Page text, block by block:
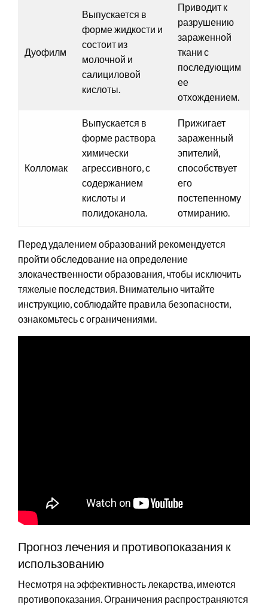
Дуофилм
Выпускается в
форме жидкости и
состоит из
молочной и
салициловой
кислоты.
Приводит к
разрушению
зараженной
ткани с
последующим
ее
отхождением.
Колломак
Выпускается в
форме раствора
химически
агрессивного, с
содержанием
кислоты и
полидоканола.
Прижигает
зараженный
эпителий,
способствует
его
постепенному
отмиранию.
Перед удалением образований рекомендуется
пройти обследование на определение
злокачественности образования, чтобы исключить
тяжелые последствия. Внимательно читайте
инструкцию, соблюдайте правила безопасности,
ознакомьтесь с ограничениями.
Прогноз лечения и противопоказания к
использованию
Несмотря на эффективность лекарства, имеются
противопоказания. Ограничения распространяются